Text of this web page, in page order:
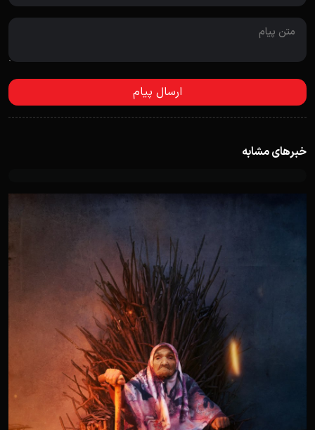
خبرهای مشابه